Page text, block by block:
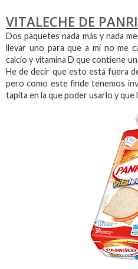
VITALECHE DE
Dos paquetes nada más y nada
llevar uno para que a mí no me
calcio y vitamina D que contiene
He de decir que esto está fuera
pero como este finde tenemos
tapita en la que poder usarlo y